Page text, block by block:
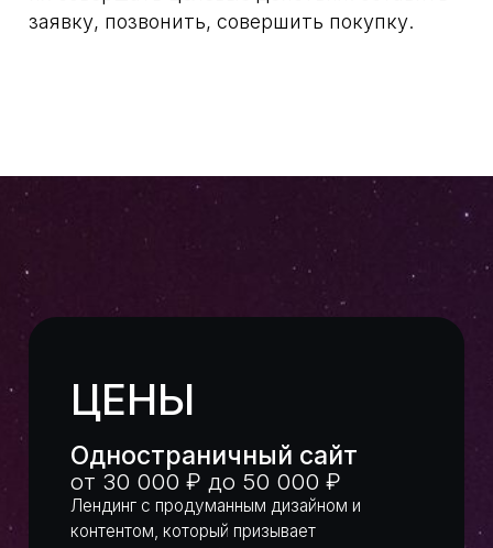
Как с вами связаться?
Написать в WhatsApp
Написать в Telegram
Ваше имя
Просто оставьте свои контакты и мы
поможем разобраться во всех деталях!
ВОПРОСЫ
ОТВЕТИМ НА ВСЕ
ВАШИ